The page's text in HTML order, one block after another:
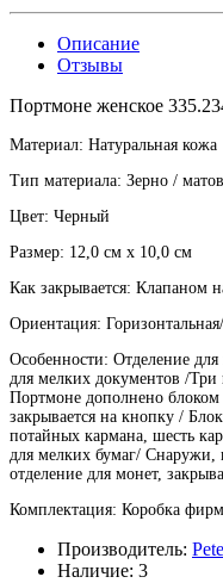
Описание
Отзывы
Портмоне женское
Материал: Натуральная кожа
Тип материала: Зерно /
Цвет: Черный
Размер: 12,0 см x 10,0 см
Как закрывается: Клапаном
Ориентация:
Особенности: Отделение
для мелких документов /Три
Портмоне дополнено
закрывается на кнопку /
потайных кармана, шесть
для мелких бумаг/ Снаружи,
отделение для монет,
Комплектация: Коробка
Производитель:
Наличие: 3